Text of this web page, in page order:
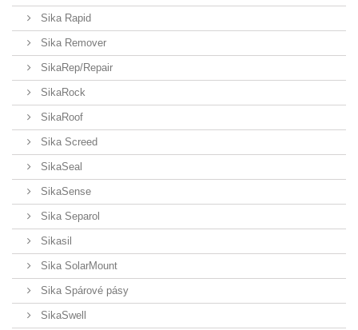
Sika Rapid
Sika Remover
SikaRep/Repair
SikaRock
SikaRoof
Sika Screed
SikaSeal
SikaSense
Sika Separol
Sikasil
Sika SolarMount
Sika Spárové pásy
SikaSwell